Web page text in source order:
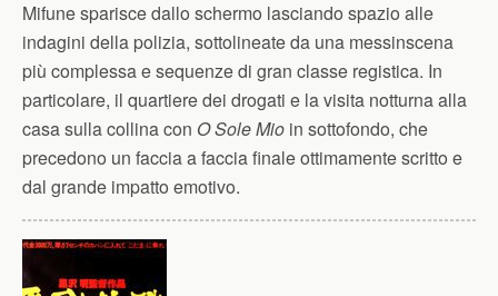
Mifune sparisce dallo schermo lasciando spazio alle
indagini della polizia, sottolineate da una messinscena
più complessa e sequenze di gran classe registica. In
particolare, il quartiere dei drogati e la visita notturna alla
casa sulla collina con O Sole Mio in sottofondo, che
precedono un faccia a faccia finale ottimamente scritto e
dal grande impatto emotivo.